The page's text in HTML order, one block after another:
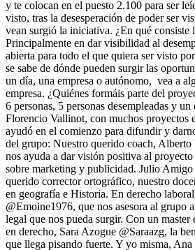
y te colocan en el puesto 2.100 para ser
visto, tras la desesperación de poder ser
vean surgió la iniciativa. ¿En qué consiste
Principalmente en dar visibilidad al
abierta para todo el que quiera ser visto
se sabe de dónde pueden surgir las
un día, una empresa o autónomo, vea a
empresa. ¿Quiénes formáis parte del
6 personas, 5 personas desempleadas y
Florencio Vallinot, con muchos proyectos
ayudó en el comienzo para difundir y
del grupo: Nuestro querido coach, Alberto
nos ayuda a dar visión positiva al
sobre marketing y publicidad. Julio
querido corrector ortográfico, nuestro
en geografía e Historia. En derecho
@Emoine1976, que nos asesora al grupo
legal que nos pueda surgir. Con un
en derecho, Sara Azogue @Saraazg, la
que llega pisando fuerte. Y yo misma,